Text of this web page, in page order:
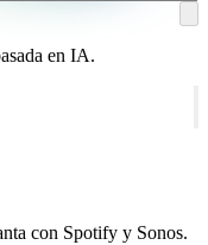
en IA.
con Spotify y Sonos.